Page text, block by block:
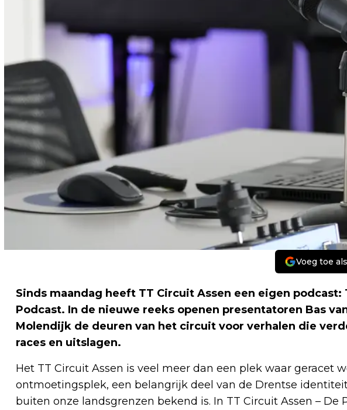
Voeg toe
Sinds maandag heeft TT Circuit Assen een eigen podcast:
Podcast. In de nieuwe reeks openen presentatoren Bas
Molendijk de deuren van het circuit voor verhalen die
races en uitslagen.
Het TT Circuit Assen is veel meer dan een plek waar geracet
ontmoetingsplek, een belangrijk deel van de Drentse
buiten onze landsgrenzen bekend is. In TT Circuit Assen – De